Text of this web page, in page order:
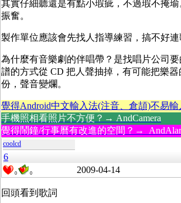
其實仔細聽還是有點小瑕疵，不過瑕不掩
振奮。
製作單位應該會先找人指導練習，搞不好連
為什麼有音樂劇的伴唱帶？是找唱片公司
譜的方式從 CD 把人聲抽掉，有可能把樂
份，聲音變爛。
覺得Android中文輸入法(注音、倉頡)不易
手機照相看照片不方便？→ AndCamera
覺得鬧鐘/行事曆有改進的空間？→
coolcd
6
0 0 2009-04-14
回頭看到歌詞